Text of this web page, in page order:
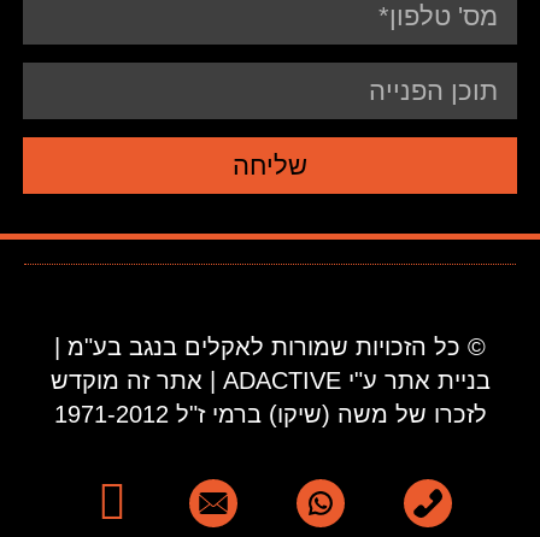
שליחה
© כל הזכויות שמורות לאקלים בנגב בע"מ |
בניית אתר ע"י ADACTIVE | אתר זה מוקדש
לזכרו של משה (שיקו) ברמי ז"ל 1971-2012